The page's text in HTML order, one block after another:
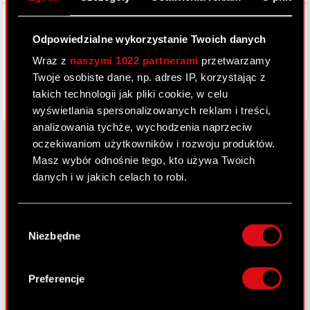
Odpowiedzialne wykorzystanie Twoich danych
Wraz z naszymi 1022 partnerami przetwarzamy
Twoje osobiste dane, np. adres IP, korzystając z
takich technologii jak pliki cookie, w celu
wyświetlania spersonalizowanych reklam i treści,
analizowania tychże, wychodzenia naprzeciw
oczekiwaniom użytkowników i rozwoju produktów.
Masz wybór odnośnie tego, kto używa Twoich
danych i w jakich celach to robi.
lokalizacji geograficznej z dokładnością nawet
Identyfikować Twoje urządzenie, aktywnie
analizując charakteryzującego je zbiory
zgody
Niezbędne
Preferencje
Facebook
O CD PROJEKT
Grupa Kapitałowa
Nasz biznes
Zrównoważony rozwój